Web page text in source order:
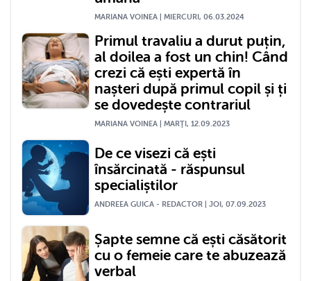
MARIANA VOINEA | MIERCURI, 06.03.2024
Primul travaliu a durut puțin,
al doilea a fost un chin! Când
crezi că ești expertă în
nașteri după primul copil și ți
se dovedește contrariul
MARIANA VOINEA | MARŢI, 12.09.2023
De ce visezi că ești
însărcinată - răspunsul
specialiștilor
ANDREEA GUICA - REDACTOR | JOI, 07.09.2023
Șapte semne că ești căsătorit
cu o femeie care te abuzează
verbal